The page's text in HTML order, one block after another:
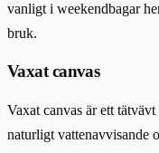
vanligt i weekendbagar
bruk.
Vaxat canvas
Vaxat canvas är ett
naturligt vattenavvisande